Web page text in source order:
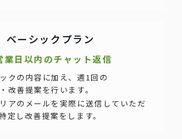
ベーシックプラン
業日以内のチャット返信
クの内容に加え、週1回の
改善提案を行います。
アのメールを実際に送信していただ
定し改善提案をします。